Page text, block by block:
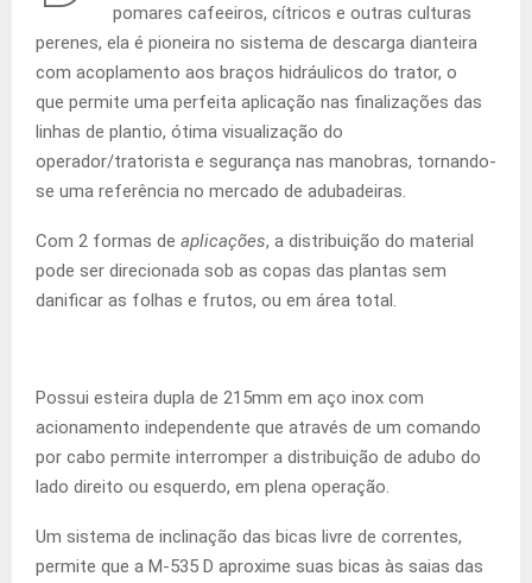
pomares cafeeiros, cítricos e outras culturas
perenes, ela é pioneira no sistema de descarga dianteira
com acoplamento aos braços hidráulicos do trator, o
que permite uma perfeita aplicação nas finalizações das
linhas de plantio, ótima visualização do
operador/tratorista e segurança nas manobras, tornando-
se uma referência no mercado de adubadeiras.
Com 2 formas de aplicações, a distribuição do material
pode ser direcionada sob as copas das plantas sem
danificar as folhas e frutos, ou em área total.
Possui esteira dupla de 215mm em aço inox com
acionamento independente que através de um comando
por cabo permite interromper a distribuição de adubo do
lado direito ou esquerdo, em plena operação.
Um sistema de inclinação das bicas livre de correntes,
permite que a M-535 D aproxime suas bicas às saias das